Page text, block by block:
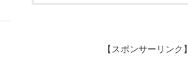
【スポンサーリンク】